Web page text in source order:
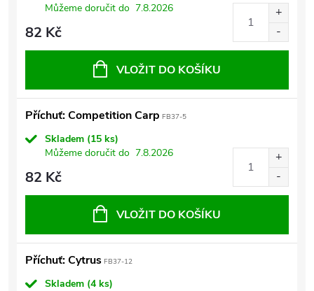
Můžeme doručit do 7.8.2026
82 Kč
VLOŽIT DO KOŠÍKU
Příchuť: Competition Carp FB37-5
Skladem (15 ks)
Můžeme doručit do 7.8.2026
82 Kč
VLOŽIT DO KOŠÍKU
Příchuť: Cytrus FB37-12
Skladem (4 ks)